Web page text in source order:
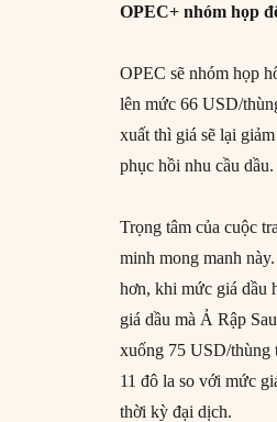
OPEC+ nhóm họp
OPEC sẽ nhóm họp
lên mức 66 USD/
xuất thì giá sẽ lại
phục hồi nhu cầu dầu.
Trọng tâm của cuộc
minh mong manh
hơn, khi mức giá dầu
giá dầu mà Ả Rập
xuống 75 USD/thùng
11 đô la so với mức
thời kỳ đại dịch.